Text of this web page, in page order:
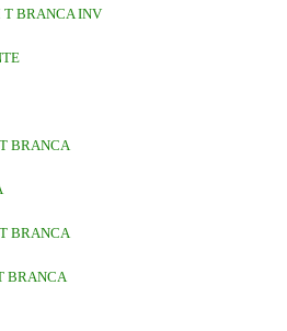
T BRANCA INV
BRANCA
BRANCA
BRANCA